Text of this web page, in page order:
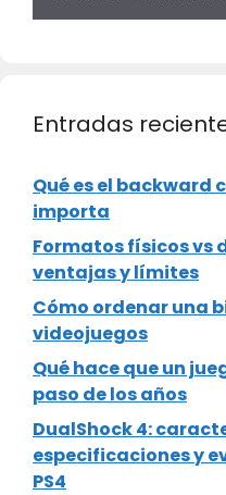
Entradas
Qué es el
importa
Formatos físicos vs
ventajas y límites
Cómo ordenar una
videojuegos
Qué hace que un
paso de los años
DualShock 4:
especificaciones y
PS4